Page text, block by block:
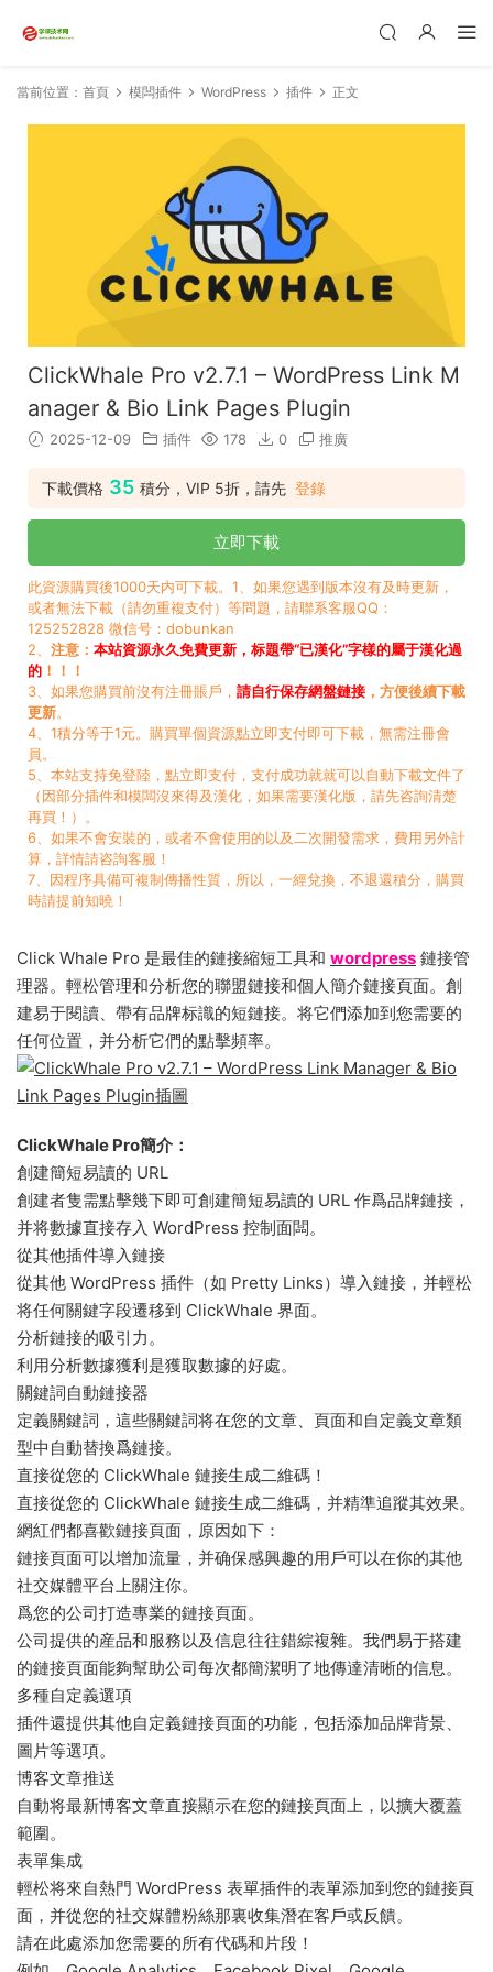
當前位置： 首頁 模闆插件 WordPress 插件 正文
ClickWhale Pro v2.7.1 – WordPress Link M
anager & Bio Link Pages Plugin
2025-12-09 插件 178 0 推廣
下載價格 35 積分，VIP 5折，請先 登錄
立即下載
此資源購買後1000天内可下載。1、如果您遇到版本沒有及時更新，
或者無法下載（請勿重複支付）等問題，請聯系客服QQ：
125252828 微信号：dobunkan
2、 注意： 本站資源永久免費更新，标題帶“已漢化”字樣的屬于漢化過
的 ！！！
3、如果您購買前沒有注冊賬戶， 請自行保存網盤鏈接 ，方便後續下載
更新。
4、1積分等于1元。購買單個資源點立即支付即可下載，無需注冊會
員。
5、本站支持免登陸，點立即支付，支付成功就就可以自動下載文件了
（因部分插件和模闆沒來得及漢化，如果需要漢化版，請先咨詢清楚
再買！）。
6、如果不會安裝的，或者不會使用的以及二次開發需求，費用另外計
算，詳情請咨詢客服！
7、因程序具備可複制傳播性質，所以，一經兌換，不退還積分，購買
時請提前知曉！
Click Whale Pro 是最佳的鏈接縮短工具和 wordpress 鏈接管
理器。輕松管理和分析您的聯盟鏈接和個人簡介鏈接頁面。創
建易于閱讀、帶有品牌标識的短鏈接。将它們添加到您需要的
任何位置，并分析它們的點擊頻率。
ClickWhale Pro簡介：
創建簡短易讀的 URL
創建者隻需點擊幾下即可創建簡短易讀的 URL 作爲品牌鏈接，
并将數據直接存入 WordPress 控制面闆。
從其他插件導入鏈接
從其他 WordPress 插件（如 Pretty Links）導入鏈接，并輕松
将任何關鍵字段遷移到 ClickWhale 界面。
分析鏈接的吸引力。
利用分析數據獲利是獲取數據的好處。
關鍵詞自動鏈接器
定義關鍵詞，這些關鍵詞将在您的文章、頁面和自定義文章類
型中自動替換爲鏈接。
直接從您的 ClickWhale 鏈接生成二維碼！
直接從您的 ClickWhale 鏈接生成二維碼，并精準追蹤其效果。
網紅們都喜歡鏈接頁面，原因如下：
鏈接頁面可以增加流量，并确保感興趣的用戶可以在你的其他
社交媒體平台上關注你。
爲您的公司打造專業的鏈接頁面。
公司提供的産品和服務以及信息往往錯綜複雜。我們易于搭建
的鏈接頁面能夠幫助公司每次都簡潔明了地傳達清晰的信息。
多種自定義選項
插件還提供其他自定義鏈接頁面的功能，包括添加品牌背景、
圖片等選項。
博客文章推送
自動将最新博客文章直接顯示在您的鏈接頁面上，以擴大覆蓋
範圍。
表單集成
輕松将來自熱門 WordPress 表單插件的表單添加到您的鏈接頁
面，并從您的社交媒體粉絲那裏收集潛在客戶或反饋。
請在此處添加您需要的所有代碼和片段！